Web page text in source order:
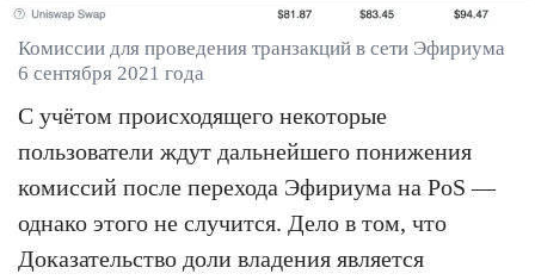
Комиссии для проведения транзакций в сети Эфириума
6 сентября 2021 года
С учётом происходящего некоторые
пользователи ждут дальнейшего понижения
комиссий после перехода Эфириума на PoS —
однако этого не случится. Дело в том, что
Доказательство доли владения является